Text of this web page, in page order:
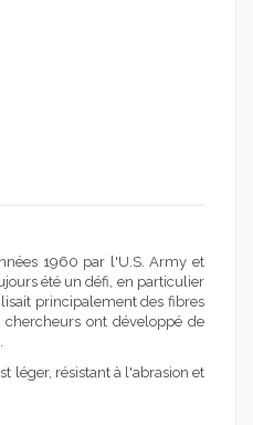
1960 par l'U.S. Army et
été un défi, en particulier
principalement des fibres
ont développé de
léger, résistant à l'abrasion et